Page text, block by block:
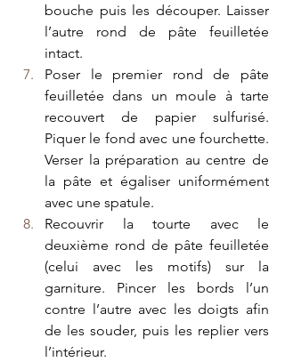
bouche puis les découper. Laisser
l’autre rond de pâte feuilletée
intact.
Poser le premier rond de pâte
feuilletée dans un moule à tarte
recouvert de papier sulfurisé.
Piquer le fond avec une fourchette.
Verser la préparation au centre de
la pâte et égaliser uniformément
avec une spatule.
Recouvrir la tourte avec le
deuxième rond de pâte feuilletée
(celui avec les motifs) sur la
garniture. Pincer les bords l’un
contre l’autre avec les doigts afin
de les souder, puis les replier vers
l’intérieur.